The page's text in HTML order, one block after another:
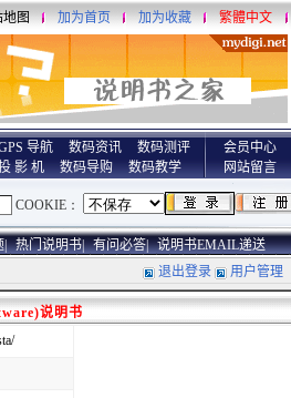
地图 加为首页 加为收藏 繁體中文
导航 数码资讯
数码测评
影 机
数码导购 数码教学
会员中心
网站留言
| 热门说明书| 有问必答| 说明书EMAIL递送
退出登录 用户管理
说明书